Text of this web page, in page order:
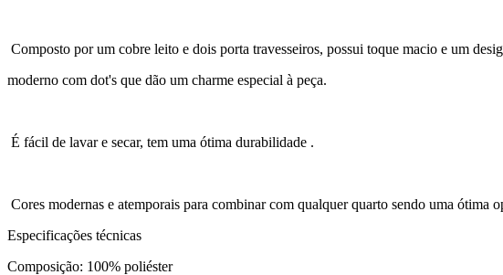
Composto por um cobre leito e dois porta travesseiros, possui toque macio e um
moderno com dot's que dão um charme especial à peça.
É fácil de lavar e secar, tem uma ótima durabilidade .
Cores modernas e atemporais para combinar com qualquer quarto sendo uma ótima
Especificações técnicas
Composição: 100% poliéster